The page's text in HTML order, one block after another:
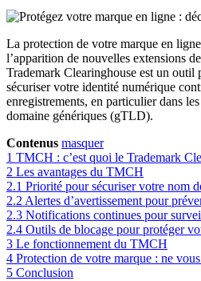
La protection de votre marque en
l’apparition de nouvelles extensions
Trademark Clearinghouse est un outil
sécuriser votre identité numérique
enregistrements, en particulier dans
domaine génériques (gTLD).
Contenus masquer
1 TMCH : c’est quoi le Trademark
2 Les avantages du TMCH
2.1 Priorité pour sécuriser votre nom
2.2 Alertes d’avertissement pour
2.3 Notifications continues pour
2.4 Outils de blocage pour protéger
3 Le fonctionnement du TMCH
4 Protection de votre marque : ne
5 Conclusion